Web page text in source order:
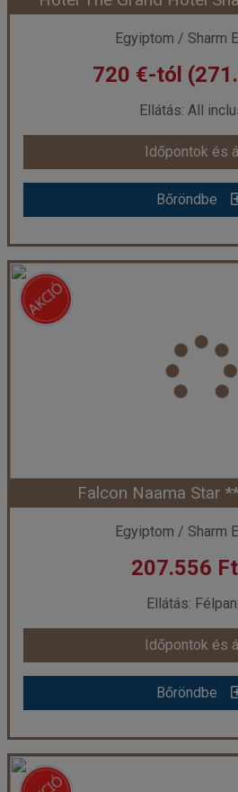
már 640 €-tól
Időpontok és
Bőröndbe
Egyiptom / Sharm
720 €-tól
Ellátás: All
Időpontok és
Bőröndbe
Hotel The Grand Hotel
Város:Ras um
Utazás módja:
Ellátás:
All
Szálláskategória:
Időpont: 2026-12-
már 720 €-tól
Időpontok és
Bőröndbe
Falcon Naama Star
Egyiptom / Sharm
207.556
Ellátás:
Időpontok és
Bőröndbe
Falcon Naama Star